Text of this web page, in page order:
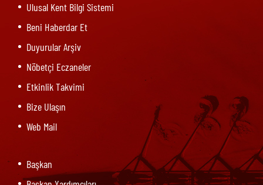
Ulusal Kent Bilgi Sistemi
Beni Haberdar Et
Duyurular Arşiv
Nöbetçi Eczaneler
Etkinlik Takvimi
Bize Ulaşın
Web Mail
Başkan